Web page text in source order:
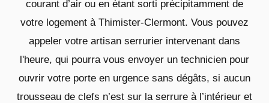
courant d’air ou en étant sorti précipitamment de
votre logement à Thimister-Clermont. Vous pouvez
appeler votre artisan serrurier intervenant dans
l'heure, qui pourra vous envoyer un technicien pour
ouvrir votre porte en urgence sans dégâts, si aucun
trousseau de clefs n’est sur la serrure à l’intérieur et